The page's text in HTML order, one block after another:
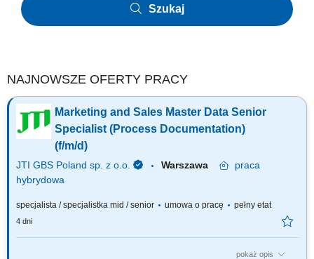
Szukaj
NAJNOWSZE OFERTY PRACY
Marketing and Sales Master Data Senior
Specialist (Process Documentation)
(f/m/d)
JTI GBS Poland sp. z o.o. Warszawa
praca
hybrydowa
specjalista / specjalistka mid / senior umowa o pracę pełny etat
4 dni
pokaż opis